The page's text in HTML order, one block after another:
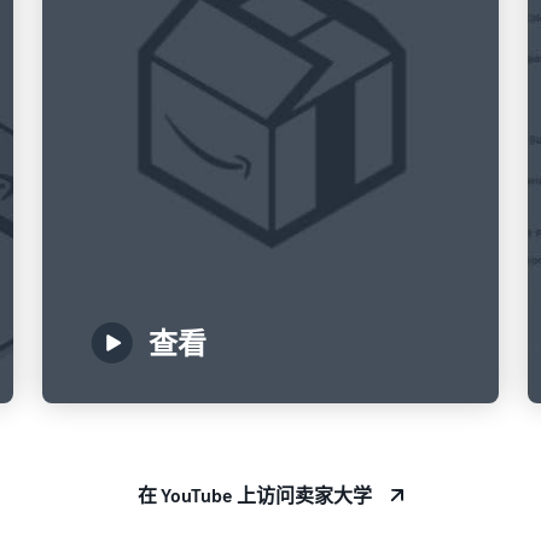
查看
在 YouTube 上访问卖家大学